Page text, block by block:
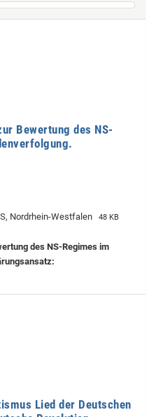
Bewertung des NS-
Nordrhein-Westfalen 48 KB
des NS-Regimes im
Lied der Deutschen